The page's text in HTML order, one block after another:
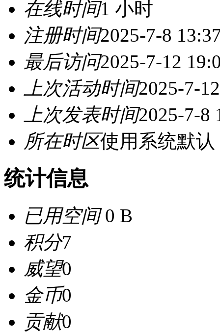
在线时间1 小时
注册时间2025-7-8
最后访问2025-7-12
上次活动时间2025-7-
上次发表时间2025-7-8
所在时区使用系统默认
统计信息
已用空间0 B
积分7
威望0
金币0
贡献0